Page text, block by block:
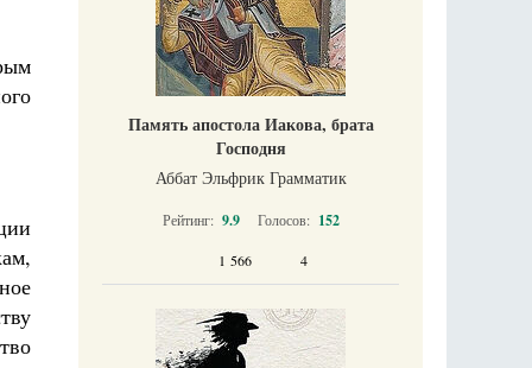
Память апостола Иакова, брата
Господня
Аббат Эльфрик Грамматик
Рейтинг: 9.9 Голосов: 152
1 566 4